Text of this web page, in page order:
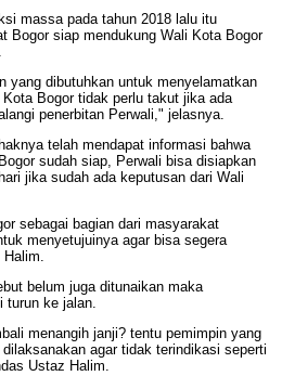
massa pada tahun 2018 lalu itu
Bogor siap mendukung Wali Kota Bogor
yang dibutuhkan untuk menyelamatkan
Bogor tidak perlu takut jika ada
penerbitan Perwali," jelasnya.
telah mendapat informasi bahwa
sudah siap, Perwali bisa disiapkan
jika sudah ada keputusan dari Wali
sebagai bagian dari masyarakat
menyetujuinya agar bisa segera
belum juga ditunaikan maka
turun ke jalan.
menangih janji? tentu pemimpin yang
agar tidak terindikasi seperti
Ustaz Halim.